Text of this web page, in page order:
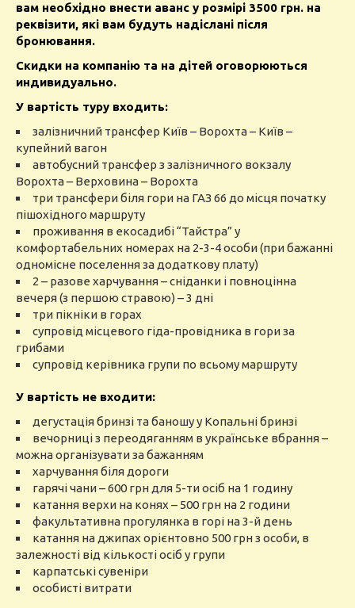
вам необхідно внести аванс у розмірі 3500 грн. на
реквізити, які вам будуть надіслані після
бронювання.
Скидки на компанію та на дітей оговорюються
индивидуально.
У вартість туру входить:
залізничний трансфер Київ – Ворохта – Київ –
купейний вагон
автобусний трансфер з залізничного вокзалу
Ворохта – Верховина – Ворохта
три трансфери біля гори на ГАЗ 66 до місця початку
пішохідного маршруту
проживання в екосадибі “Тайстра” у
комфортабельних номерах на 2-3-4 особи (при бажанні
одномісне поселення за додаткову плату)
2 – разове харчування – сніданки і повноцінна
вечеря (з першою стравою) – 3 дні
три пікніки в горах
супровід місцевого гіда-провідника в гори за
грибами
супровід керівника групи по всьому маршруту
У вартість не входити:
дегустація бринзі та баношу у Копальні бринзі
вечорниці з переодяганням в українське вбрання –
можна організувати за бажанням
харчування біля дороги
гарячі чани – 600 грн для 5-ти осіб на 1 годину
катання верхи на конях – 500 грн на 2 години
факультативна прогулянка в горі на 3-й день
катання на джипах орієнтовно 500 грн з особи, в
залежності від кількості осіб у групи
карпатські сувеніри
особисті витрати